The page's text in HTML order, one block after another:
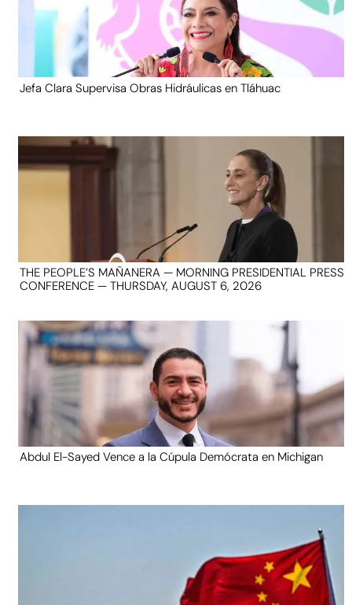
Jefa Clara Supervisa Obras Hidráulicas en Tláhuac
THE PEOPLE’S MAÑANERA — MORNING PRESIDENTIAL PRESS
CONFERENCE — THURSDAY, AUGUST 6, 2026
Abdul El-Sayed Vence a la Cúpula Demócrata en Michigan